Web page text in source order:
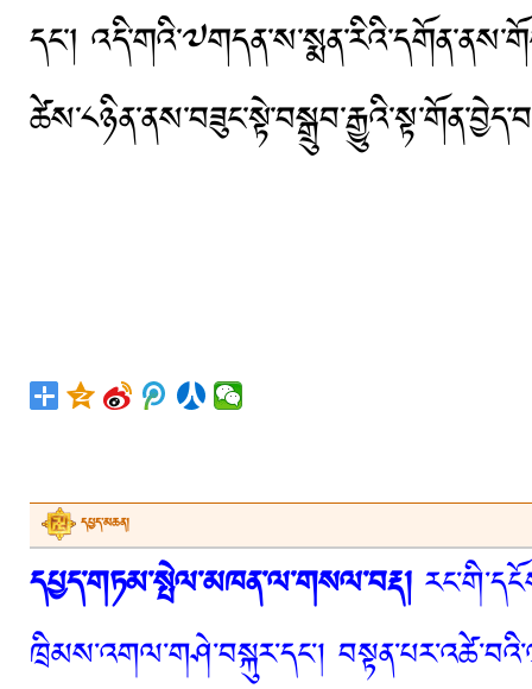
དང་།
དཔྱད་མཆན།
དཔྱད་གཏམ་སྤེལ་མཁན་ལ་གསལ་བརྡ།
ཁྲིམས་འགལ་གཤེ་བསྐུར་དང་།